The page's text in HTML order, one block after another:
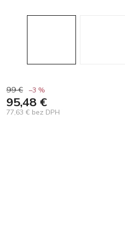
99 € –3 %
95,48 €
77,63 € bez DPH